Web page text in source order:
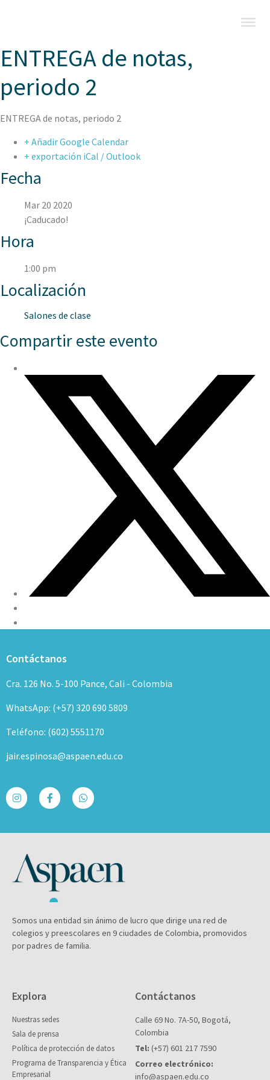
ENTREGA de notas,
periodo 2
ENTREGA de notas, periodo 2
+ Añadir Google Calendar
+ exportación iCal / Outlook
Fecha
Mar 20 2020
¡Caducado!
Hora
1:00 pm
Localización
Salones de clase
Compartir este evento
Contáctanos
Cra. 126 No. 5-100 Pance, Cali - Colombia
WhatsApp: (+57) 320 690 5809
Teléfono: (602) 5551170
jair.espinosa@aspaen.edu.co
Somos una entidad sin ánimo de lucro que dirige una red de
colegios y preescolares en 9 ciudades de Colombia, promovidos
por padres de familia.
Explora
Nuestras sedes
Sala de prensa
Política de protección de datos
Programa de Transparencia y Ética
Empresarial
Contáctanos
Calle 69 No. 7A-50, Bogotá,
Colombia
Tel: (+57) 601 217 7590
Correo electrónico:
info@aspaen.edu.co